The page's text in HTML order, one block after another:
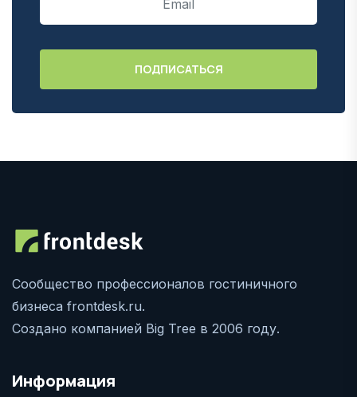
Сообщество профессионалов гостиничного
бизнеса frontdesk.ru.
Создано компанией Big Tree в 2006 году.
Информация